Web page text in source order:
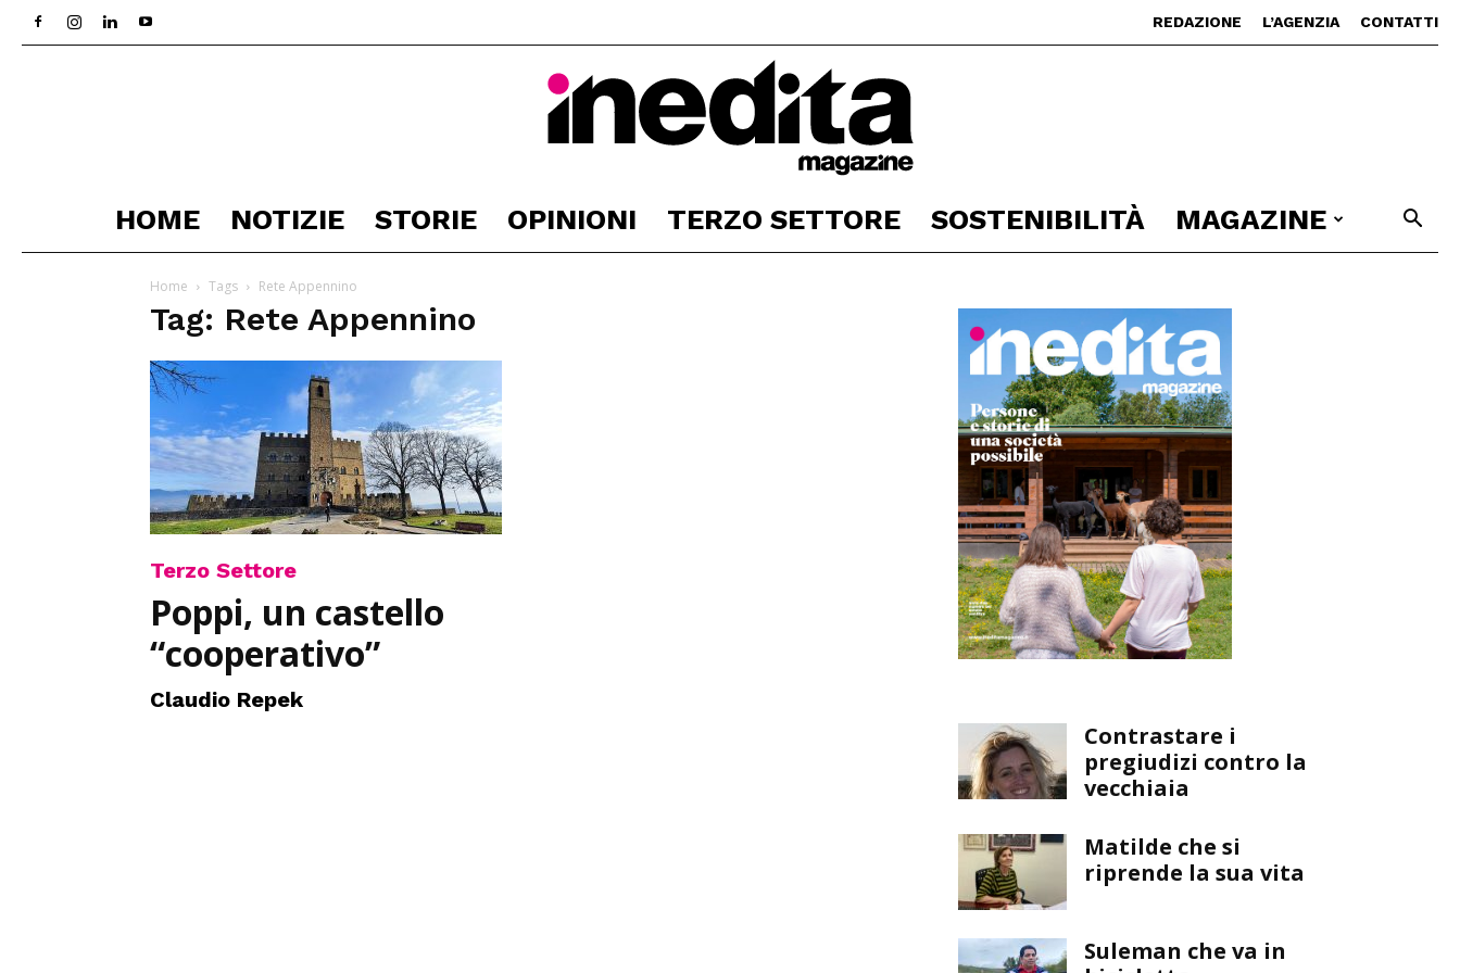
REDAZIONE L’AGENZIA CONTATTI
Inedita
HOME NOTIZIE STORIE OPINIONI TERZO SETTORE SOSTENIBILITÀ MAGAZINE
Home Tags Rete Appennino
Tag: Rete Appennino
Terzo Settore
Poppi, un castello
“cooperativo”
Claudio Repek
Contrastare i
pregiudizi contro la
vecchiaia
Matilde che si
riprende la sua vita
Suleman che va in